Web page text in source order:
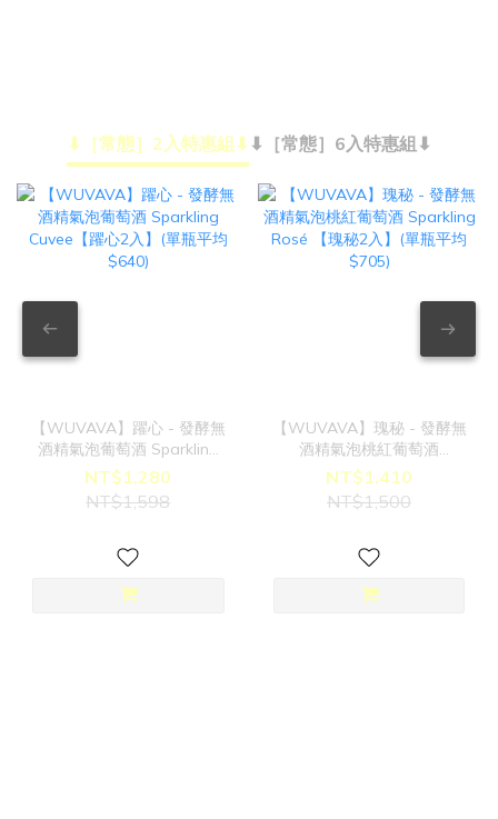
⬇︎［常態］2入特惠組⬇︎ ⬇︎［常態］6入特惠組⬇︎
【WUVAVA】躍心 - 發酵無
酒精氣泡葡萄酒 Sparkling
Cuvee【躍心2入】(單瓶平均
$640)
NT$1,280
NT$1,598
【WUVAVA】瑰秘 - 發酵無
酒精氣泡桃紅葡萄酒
Sparkling Rosé 【瑰秘2入】
(單瓶平均$705)
NT$1,410
NT$1,500